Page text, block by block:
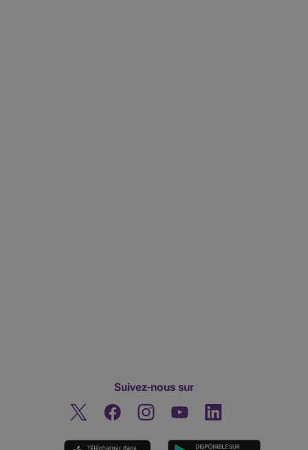
Suivez-nous sur
Twitter FacebookInstagramDécouvrez notre chaine
Linkedin